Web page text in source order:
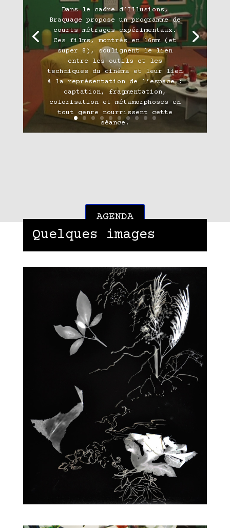
Dans le cadre d’Illusions,
Braquage propose un programme de
courts métrages expérimentaux.
Ces films, montrés en 16mm (et
super 8), soulignent le lien
entre les outils et les
techniques du cinéma et leur lien
à la représentation de l’espace :
captation, fragmentation,
colorisation et métamorphoses en
tout genre nourrissent cette
séance.
AGENDA
Quelques images